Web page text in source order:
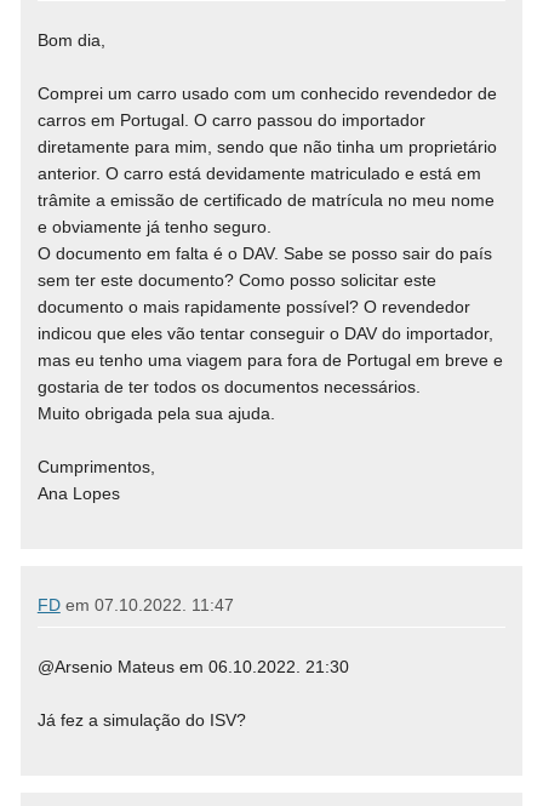
Bom dia,
Comprei um carro usado com um conhecido revendedor de
carros em Portugal. O carro passou do importador
diretamente para mim, sendo que não tinha um proprietário
anterior. O carro está devidamente matriculado e está em
trâmite a emissão de certificado de matrícula no meu nome
e obviamente já tenho seguro.
O documento em falta é o DAV. Sabe se posso sair do país
sem ter este documento? Como posso solicitar este
documento o mais rapidamente possível? O revendedor
indicou que eles vão tentar conseguir o DAV do importador,
mas eu tenho uma viagem para fora de Portugal em breve e
gostaria de ter todos os documentos necessários.
Muito obrigada pela sua ajuda.
Cumprimentos,
Ana Lopes
FDem 07.10.2022. 11:47
@Arsenio Mateus em 06.10.2022. 21:30
Já fez a simulação do ISV?